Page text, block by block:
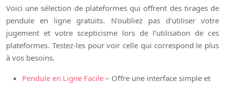
Voici une sélection de plateformes qui offrent des tirages de
pendule en ligne gratuits. N’oubliez pas d’utiliser votre
jugement et votre scepticisme lors de l’utilisation de ces
plateformes. Testez-les pour voir celle qui correspond le plus
à vos besoins.
Pendule en Ligne Facile – Offre une interface simple et